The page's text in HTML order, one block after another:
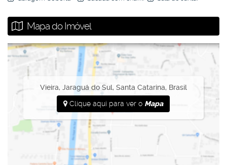
Mapa do Imóvel
Vieira, Jaraguá do Sul, Santa Catarina, Brasil
Clique aqui para ver o Mapa